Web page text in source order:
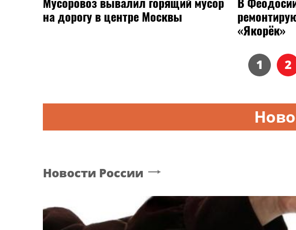
на дорогу в центре Москвы
«Якорёк»
1 2
Новости России